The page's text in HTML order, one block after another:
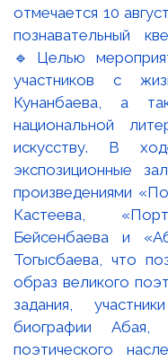
отмечается 10
познавательный
🔹Целью
участников с
Кунанбаева, а
национальной
искусству. В
экспозиционные
произведениями
Кастеева,
Бейсенбаева и
Тогысбаева, что
образ великого
задания,
биографии
поэтического